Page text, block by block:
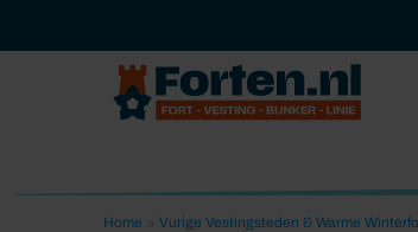
Home Vurige Vestingsteden & Warme